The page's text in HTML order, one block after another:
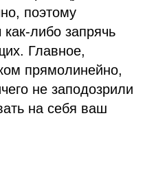
поэтому
либо запрячь
Главное,
прямолинейно,
не заподозрили
на себя ваш